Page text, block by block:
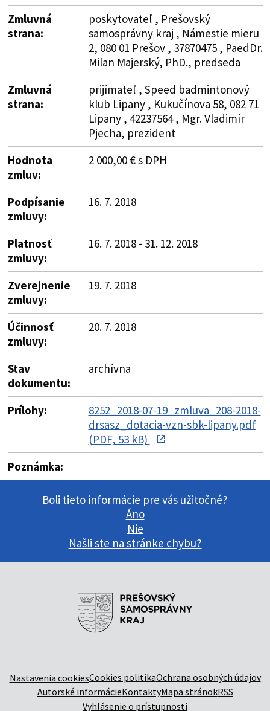
Zmluvná
strana:
poskytovateľ , Prešovský
samosprávny kraj , Námestie mieru
2, 080 01 Prešov , 37870475 , PaedDr.
Milan Majerský, PhD., predseda
Zmluvná
strana:
prijímateľ , Speed badmintonový
klub Lipany , Kukučínova 58, 082 71
Lipany , 42237564 , Mgr. Vladimír
Pjecha, prezident
Hodnota
zmluv:
2 000,00 € s DPH
Podpísanie
zmluvy:
16. 7. 2018
Platnosť
zmluvy:
16. 7. 2018 - 31. 12. 2018
Zverejnenie
zmluvy:
19. 7. 2018
Účinnosť
zmluvy:
20. 7. 2018
Stav
dokumentu:
archívna
Prílohy:
8252_2018-07-19_zmluva_208-2018-
drsasz_dotacia-vzn-sbk-lipany.pdf
(PDF, 53 kB)
Poznámka:
Boli tieto informácie pre vás užitočné?
Áno
Nie
Našli ste na stránke chybu?
Nastavenia cookiesCookies politikaOchrana osobných údajov
Autorské informácieKontaktyMapa stránokRSS
Vyhlásenie o prístupnosti